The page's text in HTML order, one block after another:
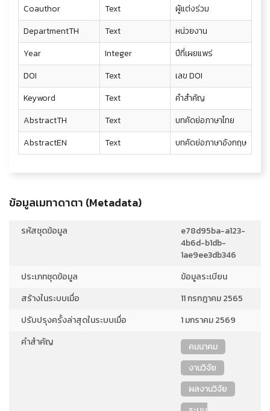
Coauthor
Text
ผู้แต่งร่วม
DepartmentTH
Text
หน่วยงาน
Year
Integer
ปีที่เผยแพร่
DOI
Text
เลข DOI
Keyword
Text
คำสำคัญ
AbstractTH
Text
บทคัดย่อภาษาไทย
AbstractEN
Text บทคัดย่อภาษาอังกฤษ
ข้อมูลเมทาดาตา (Metadata)
รหัสชุดข้อมูล
e78d95ba-a123-
4b6d-b1db-
1ae9ee3db346
ประเภทชุดข้อมูล
ข้อมูลระเบียน
สร้างในระบบเมื่อ
11 กรกฎาคม 2565
ปรับปรุงครั้งล่าสุดในระบบเมื่อ
1 มกราคม 2569
คำสำคัญ
คมนาคม
งานวิจัย
ผลงานวิจัย